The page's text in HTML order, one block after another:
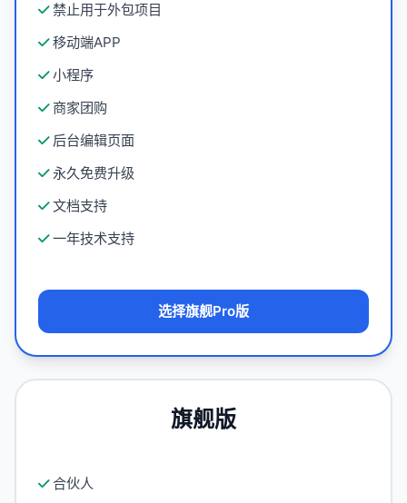
禁止用于外包项目
移动端APP
小程序
商家团购
后台编辑页面
永久免费升级
文档支持
一年技术支持
选择旗舰Pro版
旗舰版
合伙人